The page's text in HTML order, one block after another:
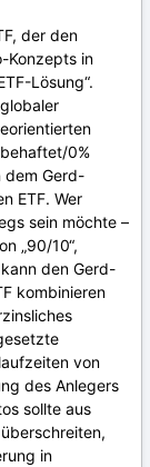
der den
Konzepts in
Lösung“.
0%
dem Gerd-
ETF. Wer
sein möchte –
„90/10“,
kann den Gerd-
kombinieren
von
des Anlegers
sollte aus
in